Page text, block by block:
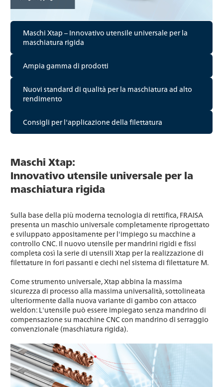
Maschi Xtap – Innovativo utensile universale per la
maschiatura rigida
Ampia gamma di prodotti
Nuovi standard di qualità per la maschiatura ad alto
rendimento
Consigli per l'applicazione della filettatura
Maschi Xtap:
Innovativo utensile universale per la
maschiatura rigida
Sulla base della più moderna tecnologia di rettifica, FRAISA
presenta un maschio universale completamente riprogettato
e sviluppato appositamente per l'impiego su macchine a
controllo CNC. Il nuovo utensile per mandrini rigidi e fissi
completa così la serie di utensili Xtap per la realizzazione di
filettature in fori passanti e ciechi nel sistema di filettature M.
Come strumento universale, Xtap abbina la massima
sicurezza di processo alla massima universalità, sottolineata
ulteriormente dalla nuova variante di gambo con attacco
weldon: L'utensile può essere impiegato senza mandrino di
compensazione su macchine CNC con mandrino di serraggio
convenzionale (maschiatura rigida).